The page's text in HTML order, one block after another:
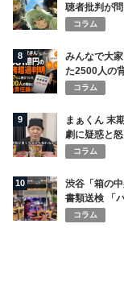
聴者批判が
コラム
8
みんなで大
た2500人の
コラム
9
まぁくん 末
劇に疑惑と
コラム
10
渋谷「箱の
書類送検 「
コラム